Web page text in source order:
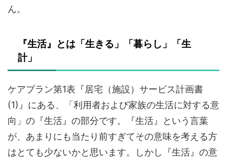
ん。
『生活』とは「生きる」「暮らし」「生
計」
ケアプラン第1表『居宅（施設）サービス計画書
(1)』にある、「利用者および家族の生活に対する意
向」の『生活』の部分です。『生活』という言葉
が、あまりにも当たり前すぎてその意味を考える方
はとても少ないかと思います。しかし『生活』の意